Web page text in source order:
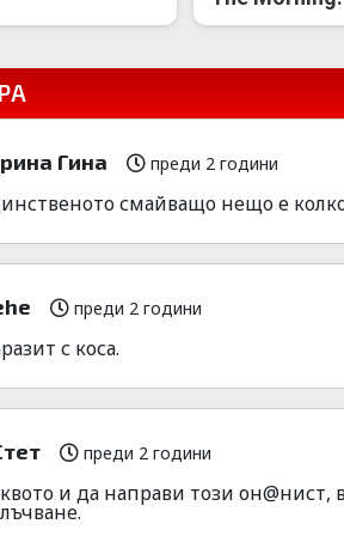
Гина преди 2 години
смайващо нещо е
преди 2 години
с коса.
преди 2 години
и да направи този